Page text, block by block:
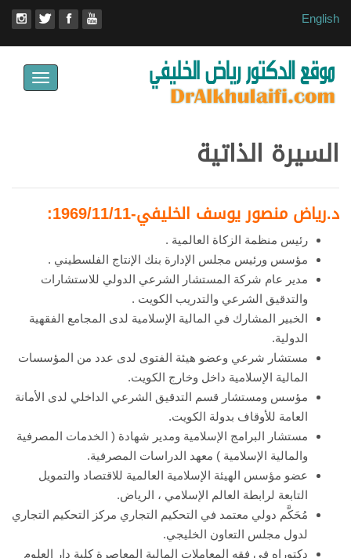
English
Toggle
السيرة الذاتية
د.رياض منصور يوسف الخليفي-1969/11/11:
رئيس منظمة الزكاة العالمية .
مؤسس ورئيس مجلس الإدارة بنك الإنتاج الفلسطيني .
مدير عام شركة المستشار الشرعي الدولي للاستشارات
والتدقيق الشرعي والتدريب الكويت .
الخبير المشارك في المالية الإسلامية لدى المجامع الفقهية
الدولية.
مستشار شرعي وعضو هيئة الفتوى لدى عدد من المؤسسات
المالية الإسلامية داخل وخارج الكويت.
مؤسس ومستشار قسم التدقيق الشرعي الداخلي لدى الأمانة
العامة للأوقاف بدولة الكويت.
مستشار البرامج الإسلامية ومدير شهادة ( الخدمات المصرفية
والمالية الإسلامية ) معهد الدراسات المصرفية.
عضو مؤسس الهيئة الإسلامية العالمية للاقتصاد والتمويل
التابعة لرابطة العالم الإسلامي ، الرياض.
مُحَكَّم دولي معتمد في التحكيم التجاري مركز التحكيم التجاري
لدول مجلس التعاون الخليجي.
دكتوراه في فقه المعاملات المالية المعاصرة كلية دار العلوم